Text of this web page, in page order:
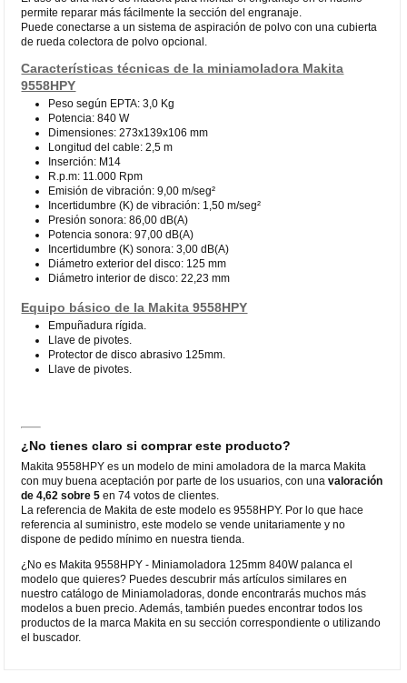
permite reparar más fácilmente la sección del engranaje.
Puede conectarse a un sistema de aspiración de polvo con una cubierta
de rueda colectora de polvo opcional.
Características técnicas de la miniamoladora Makita
9558HPY
Peso según EPTA: 3,0 Kg
Potencia: 840 W
Dimensiones: 273x139x106 mm
Longitud del cable: 2,5 m
Inserción: M14
R.p.m: 11.000 Rpm
Emisión de vibración: 9,00 m/seg²
Incertidumbre (K) de vibración: 1,50 m/seg²
Presión sonora: 86,00 dB(A)
Potencia sonora: 97,00 dB(A)
Incertidumbre (K) sonora: 3,00 dB(A)
Diámetro exterior del disco: 125 mm
Diámetro interior de disco: 22,23 mm
Equipo básico de la Makita 9558HPY
Empuñadura rígida.
Llave de pivotes.
Protector de disco abrasivo 125mm.
Llave de pivotes.
¿No tienes claro si comprar este producto?
Makita 9558HPY es un modelo de mini amoladora de la marca Makita
con muy buena aceptación por parte de los usuarios, con unavaloración
de 4,62 sobre 5 en 74 votos de clientes.
La referencia de Makita de este modelo es 9558HPY. Por lo que hace
referencia al suministro, este modelo se vende unitariamente y no
dispone de pedido mínimo en nuestra tienda.
¿No es Makita 9558HPY - Miniamoladora 125mm 840W palanca el
modelo que quieres? Puedes descubrir más artículos similares en
nuestro catálogo de Miniamoladoras, donde encontrarás muchos más
modelos a buen precio. Además, también puedes encontrar todos los
productos de la marca Makita en su sección correspondiente o utilizando
el buscador.